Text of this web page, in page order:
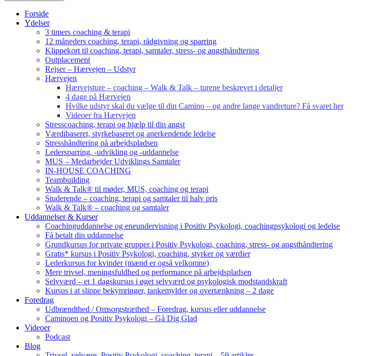
Forside
Ydelser
3 timers coaching & terapi
12 måneders coaching, terapi, rådgivning og sparring
Klippekort til coaching, terapi, samtaler, stress- og angsthåndtering
Outplacement
Rejser – Hærvejen – Udstyr
Hærvejen
Hærvejsture – coaching – Walk & Talk – turene beskrevet i detaljer
4 dage på Hærvejen
Hvilke udstyr skal du vælge til din Camino – og andre lange vandreture? Få svaret her
Videoer fra Hærvejen
Stresscoaching, terapi og hjælp til din angst
Værdibaseret, styrkebaseret og anerkendende ledelse
Stresshåndtering på arbejdspladsen
Ledersparring, -udvikling og -uddannelse
MUS – Medarbejder Udviklings Samtaler
IN-HOUSE COACHING
Teambuilding
Walk & Talk® til møder, MUS, coaching og terapi
Studerende – coaching, terapi og samtaler til halv pris
Walk & Talk® – coaching og samtaler
Uddannelser & Kurser
Coachinguddannelse og eneundervisning i Positiv Psykologi, coachingpsykologi og ledelse
Få betalt din uddannelse
Grundkursus for private grupper i Positiv Psykologi, coaching, stress- og angsthåndtering
Gratis* kursus i Positiv Psykologi, coaching, styrker og værdier
Lederkursus for kvinder (mænd er også velkomne)
Mere trivsel, meningsfuldhed og performance på arbejdspladsen
Selvværd – et 1 dagskursus i øget selvværd og psykologisk modstandskraft
Kursus i at slippe bekymringer, tankemylder og overtænkning – 2 dage
Foredrag
Udbrændthed / Omsorgstræthed – Foredrag, kursus eller uddannelse
Caminoen og Positiv Psykologi – Gå Dig Glad
Videoer
Podcast
Blog